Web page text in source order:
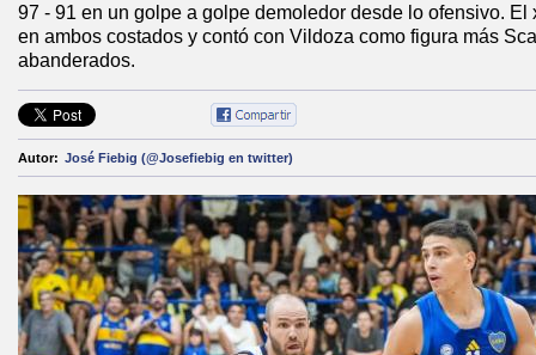
97 - 91 en un golpe a golpe demoledor desde lo ofensivo. El
en ambos costados y contó con Vildoza como figura más
abanderados.
Autor: José Fiebig (@Josefiebig en twitter)